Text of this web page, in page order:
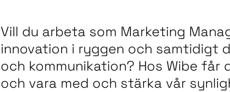
Vill du arbeta som Marketing
innovation i ryggen och samtidigt
och kommunikation? Hos Wibe
och vara med och stärka vår